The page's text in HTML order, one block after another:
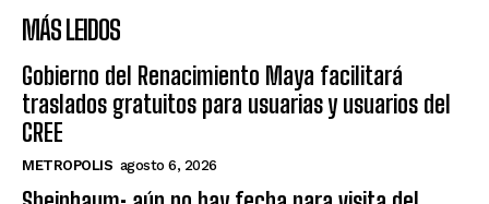
MÁS LEIDOS
Gobierno del Renacimiento Maya facilitará
traslados gratuitos para usuarias y usuarios del
CREE
METROPOLIS agosto 6, 2026